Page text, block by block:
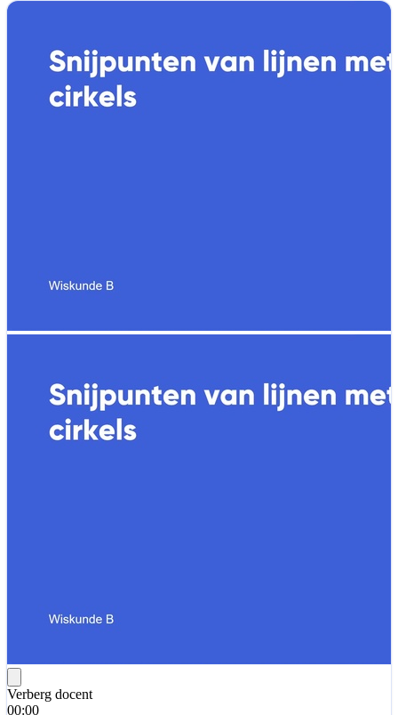
Verberg docent
00:00